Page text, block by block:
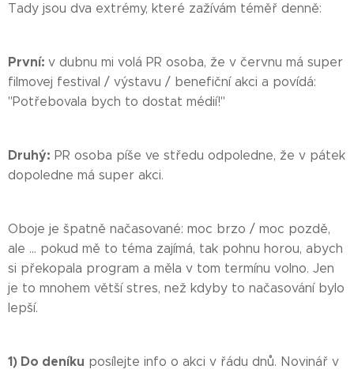
Tady jsou dva extrémy, které zažívám téměř denně:
První: v dubnu mi volá PR osoba, že v červnu má super
filmovej festival / výstavu / benefiční akci a povídá:
"Potřebovala bych to dostat médií!"
Druhý: PR osoba píše ve středu odpoledne, že v pátek
dopoledne má super akci.
Oboje je špatně načasované: moc brzo / moc pozdě,
ale ... pokud mě to téma zajímá, tak pohnu horou, abych
si překopala program a měla v tom termínu volno. Jen
je to mnohem větší stres, než kdyby to načasování bylo
lepší.
1) Do deníku posílejte info o akci v řádu dnů. Novinář v